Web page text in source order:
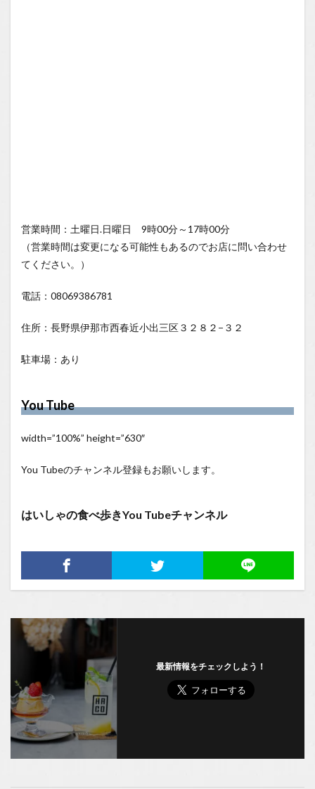
営業時間：土曜日.日曜日 9時00分～17時00分
（営業時間は変更になる可能性もあるのでお店に問い合わせ
てください。）
電話：08069386781
住所：長野県伊那市西春近小出三区３２８２−３２
駐車場：あり
You Tube
width=”100%” height=”630″
You Tubeのチャンネル登録もお願いします。
はいしゃの食べ歩きYou Tubeチャンネル
最新情報をチェックしよう！